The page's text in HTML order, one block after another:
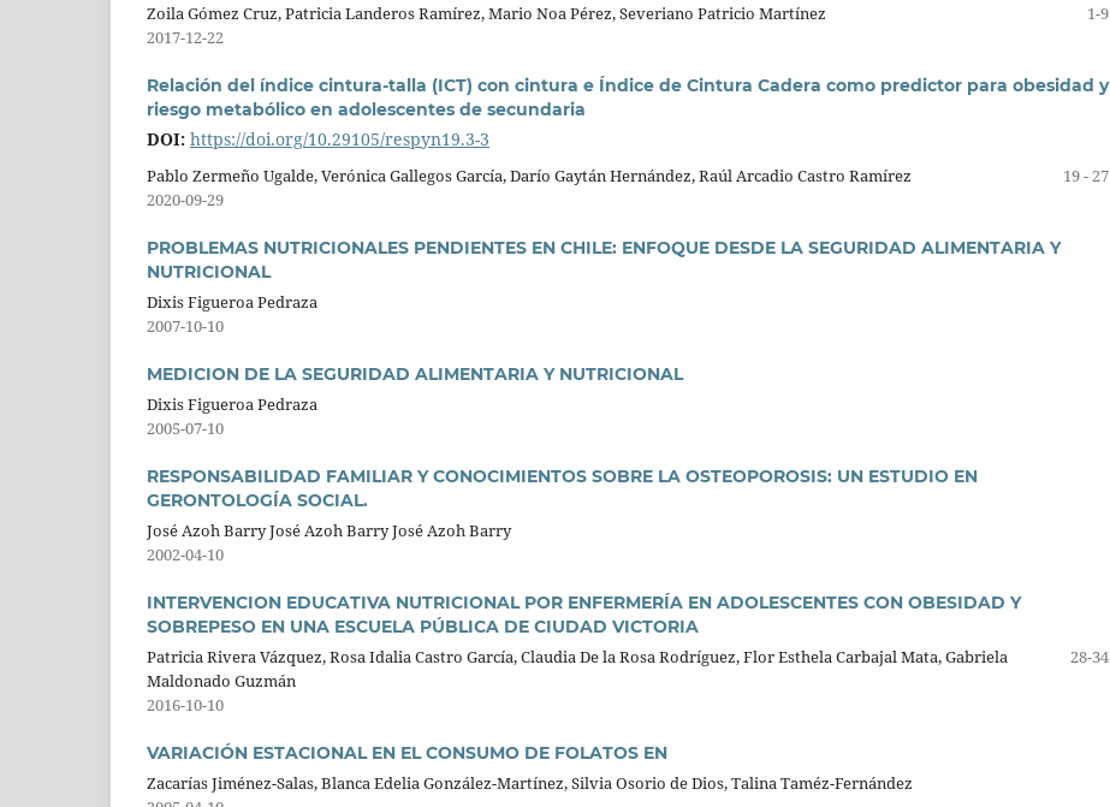
Zoila Gómez Cruz, Patricia Landeros Ramírez, Mario Noa Pérez, Severiano Patricio Martínez
1-9
2017-12-22
Relación del índice cintura-talla (ICT) con cintura e Índice de Cintura Cadera como predictor para obesidad y
riesgo metabólico en adolescentes de secundaria
DOI: https://doi.org/10.29105/respyn19.3-3
Pablo Zermeño Ugalde, Verónica Gallegos García, Darío Gaytán Hernández, Raúl Arcadio Castro Ramírez
19 - 27
2020-09-29
PROBLEMAS NUTRICIONALES PENDIENTES EN CHILE: ENFOQUE DESDE LA SEGURIDAD ALIMENTARIA Y
NUTRICIONAL
Dixis Figueroa Pedraza
2007-10-10
MEDICION DE LA SEGURIDAD ALIMENTARIA Y NUTRICIONAL
Dixis Figueroa Pedraza
2005-07-10
RESPONSABILIDAD FAMILIAR Y CONOCIMIENTOS SOBRE LA OSTEOPOROSIS: UN ESTUDIO EN
GERONTOLOGÍA SOCIAL.
José Azoh Barry José Azoh Barry José Azoh Barry
2002-04-10
INTERVENCION EDUCATIVA NUTRICIONAL POR ENFERMERÍA EN ADOLESCENTES CON OBESIDAD Y
SOBREPESO EN UNA ESCUELA PÚBLICA DE CIUDAD VICTORIA
Patricia Rivera Vázquez, Rosa Idalia Castro García, Claudia De la Rosa Rodríguez, Flor Esthela Carbajal Mata, Gabriela
Maldonado Guzmán
28-34
2016-10-10
VARIACIÓN ESTACIONAL EN EL CONSUMO DE FOLATOS EN
Zacarías Jiménez-Salas, Blanca Edelia González-Martínez, Silvia Osorio de Dios, Talina Taméz-Fernández